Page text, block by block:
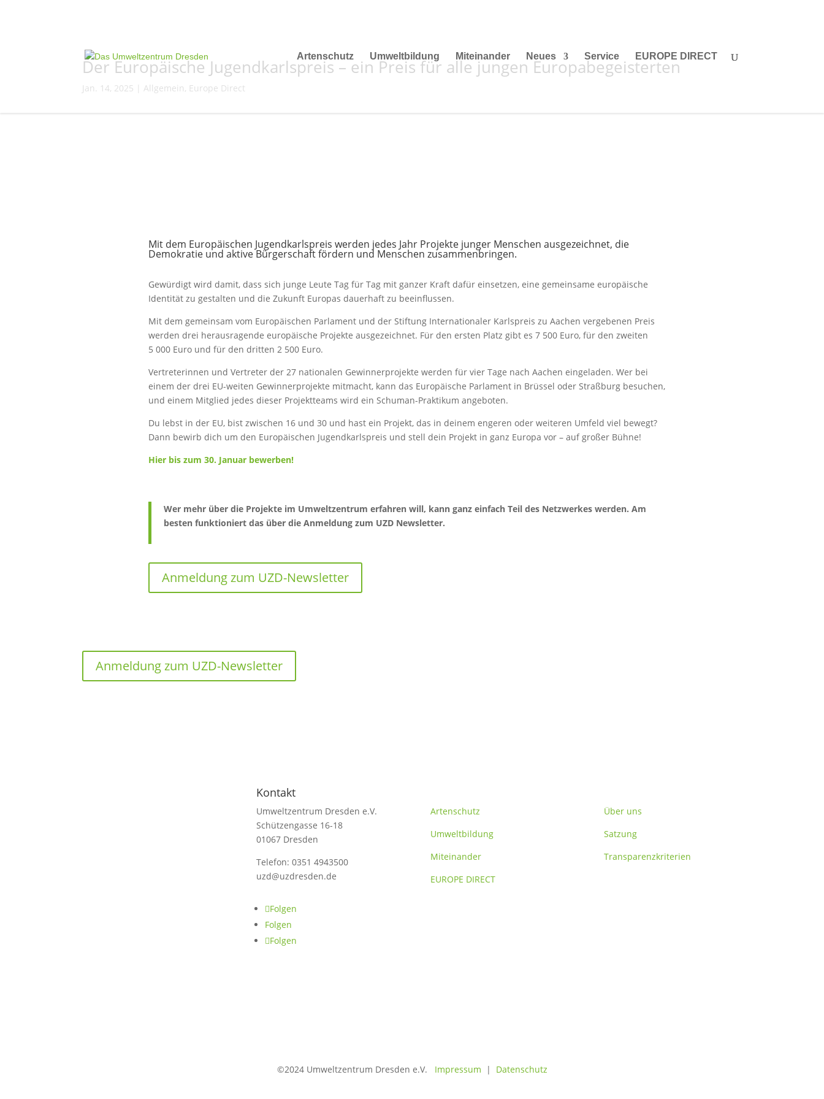
Artenschutz Umweltbildung Miteinander Neues Service EUROPE DIRECT
Der Europäische Jugendkarlspreis – ein Preis für alle jungen Europabegeisterten
Jan. 14, 2025 Allgemein, Europe Direct
Mit dem Europäischen Jugendkarlspreis werden jedes Jahr Projekte junger Menschen ausgezeichnet, die
Demokratie und aktive Bürgerschaft fördern und Menschen zusammenbringen.
Gewürdigt wird damit, dass sich junge Leute Tag für Tag mit ganzer Kraft dafür einsetzen, eine gemeinsame europäische
Identität zu gestalten und die Zukunft Europas dauerhaft zu beeinflussen.
Mit dem gemeinsam vom Europäischen Parlament und der Stiftung Internationaler Karlspreis zu Aachen vergebenen Preis
werden drei herausragende europäische Projekte ausgezeichnet. Für den ersten Platz gibt es 7 500 Euro, für den zweiten
5 000 Euro und für den dritten 2 500 Euro.
Vertreterinnen und Vertreter der 27 nationalen Gewinnerprojekte werden für vier Tage nach Aachen eingeladen. Wer bei
einem der drei EU-weiten Gewinnerprojekte mitmacht, kann das Europäische Parlament in Brüssel oder Straßburg besuchen,
und einem Mitglied jedes dieser Projektteams wird ein Schuman-Praktikum angeboten.
Du lebst in der EU, bist zwischen 16 und 30 und hast ein Projekt, das in deinem engeren oder weiteren Umfeld viel bewegt?
Dann bewirb dich um den Europäischen Jugendkarlspreis und stell dein Projekt in ganz Europa vor – auf großer Bühne!
Hier bis zum 30. Januar bewerben!
Wer mehr über die Projekte im Umweltzentrum erfahren will, kann ganz einfach Teil des Netzwerkes werden. Am
besten funktioniert das über die Anmeldung zum UZD Newsletter.
Anmeldung zum UZD-Newsletter
Anmeldung zum UZD-Newsletter
Kontakt
Umweltzentrum Dresden e.V.
Schützengasse 16-18
01067 Dresden
Telefon: 0351 4943500
uzd@uzdresden.de
Folgen
Folgen
Folgen
Artenschutz
Umweltbildung
Miteinander
EUROPE DIRECT
Über uns
Satzung
Transparenzkriterien
©2024 Umweltzentrum Dresden e.V. Impressum | Datenschutz